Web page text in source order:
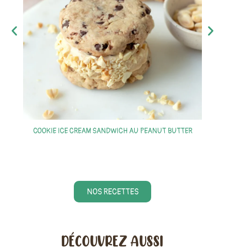
COOKIE ICE CREAM SANDWICH AU PEANUT BUTTER
NOS RECETTES
DÉCOUVREZ AUSSI